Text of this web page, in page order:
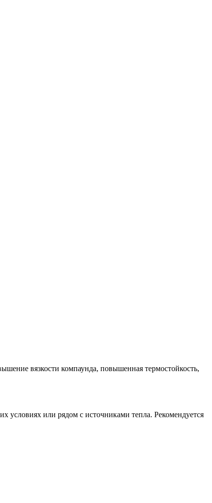
вязкости компаунда, повышенная термостойкость,
условиях или рядом с источниками тепла. Рекомендуется